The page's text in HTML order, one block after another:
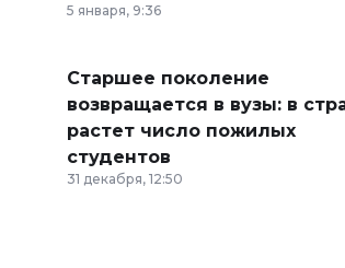
5 января, 9:36
Старшее поколение
возвращается в вузы: в
растет число пожилых
студентов
31 декабря, 12:50